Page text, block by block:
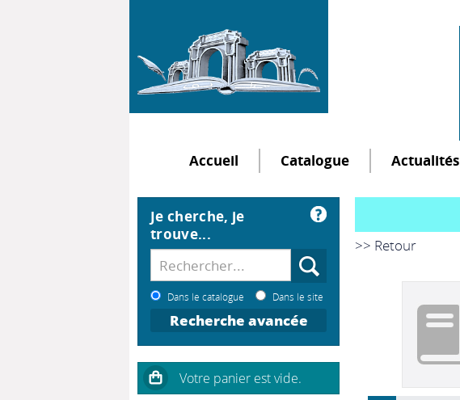
Accueil Catalogue Actualités
>> Retour
Je cherche, je
trouve...
Dans le catalogue Dans le site
Recherche avancée